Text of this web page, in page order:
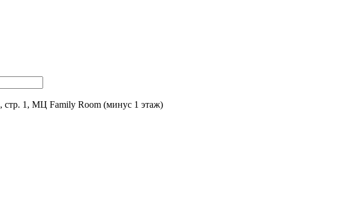
стр. 1, МЦ Family Room (минус 1 этаж)